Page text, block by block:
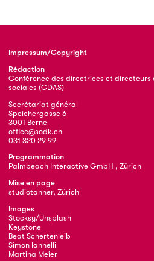
Impressum/Copyright
Rédaction
Conférence des directrices et
sociales (CDAS)
Secrétariat général
Speichergasse 6
3001 Berne
office@sodk.ch
031 320 29 99
Programmation
Palmbeach Interactive GmbH , Zürich
Mise en page
studiotanner, Zürich
Images
Stocksy/Unsplash
Keystone
Beat Schertenleib
Simon Iannelli
Martina Meier